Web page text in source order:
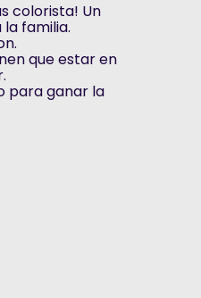
colorista! Un
familia.
que estar en
para ganar la